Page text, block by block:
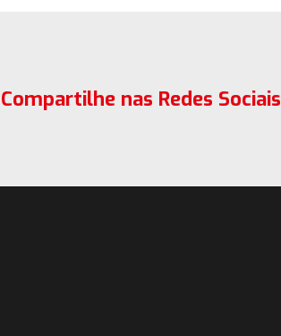
Compartilhe nas Redes Sociais